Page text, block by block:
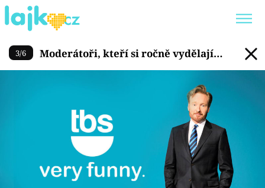
Trendy: KARLOS VÉMOLA
ONLYFANS
Showbyznys
Moderátoři, kteří si ročně
3/6
Moderátoři, kteří si ročně vydělají
opravdový ranec